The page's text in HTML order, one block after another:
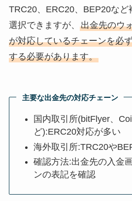
TRC20、ERC20、BEP20など
選択できますが、 出金先のウ
が対応しているチェーンを必
する必要があります。
主要な出金先の対応チェーン
国内取引所(bitFlyer、
ど):ERC20対応が多い
海外取引所:TRC20や
確認方法:出金先の入金
ンの表記を確認